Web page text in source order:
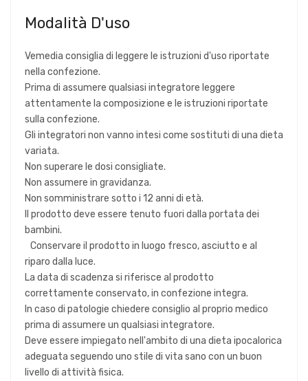
Modalità D'uso
Vemedia consiglia di leggere le istruzioni d'uso riportate
nella confezione.
Prima di assumere qualsiasi integratore leggere
attentamente la composizione e le istruzioni riportate
sulla confezione.
Gli integratori non vanno intesi come sostituti di una dieta
variata.
Non superare le dosi consigliate.
Non assumere in gravidanza.
Non somministrare sotto i 12 anni di età.
Il prodotto deve essere tenuto fuori dalla portata dei
bambini.
Conservare il prodotto in luogo fresco, asciutto e al
riparo dalla luce.
La data di scadenza si riferisce al prodotto
correttamente conservato, in confezione integra.
In caso di patologie chiedere consiglio al proprio medico
prima di assumere un qualsiasi integratore.
Deve essere impiegato nell'ambito di una dieta ipocalorica
adeguata seguendo uno stile di vita sano con un buon
livello di attività fisica.